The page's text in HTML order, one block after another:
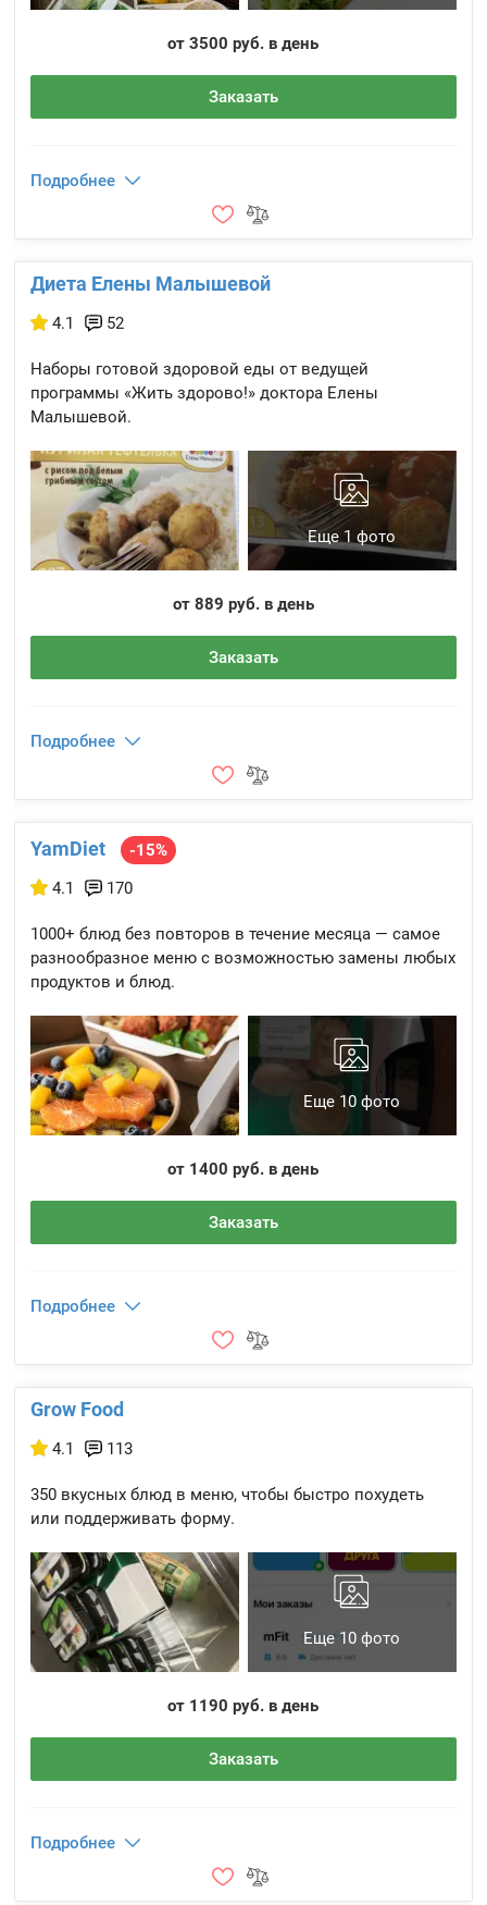
от 3500 руб. в день
Заказать
Подробнее
Диета Елены Малышевой
4.1 52
Наборы готовой здоровой еды от ведущей
программы «Жить здорово!» доктора Елены
Малышевой.
Еще 1 фото
от 889 руб. в день
Заказать
Подробнее
YamDiet
-15%
4.1
170
1000+ блюд без повторов в течение месяца — самое
разнообразное меню с возможностью замены любых
продуктов и блюд.
Еще 10 фото
от 1400 руб. в день
Заказать
Подробнее
Grow Food
4.1 113
350 вкусных блюд в меню, чтобы быстро похудеть
или поддерживать форму.
Еще 10 фото
от 1190 руб. в день
Заказать
Подробнее